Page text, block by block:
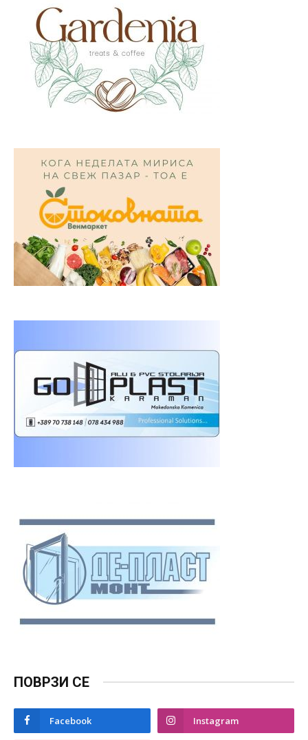
ПОВРЗИ СЕ
Facebook Instagram